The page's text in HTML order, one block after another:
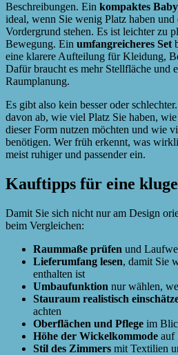
Beschreibungen. Ein kompaktes
ideal, wenn Sie wenig Platz haben
Vordergrund stehen. Es ist leichter zu
Bewegung. Ein umfangreicheres Set
eine klarere Aufteilung für Kleidung,
Dafür braucht es mehr Stellfläche und
Raumplanung.
Es gibt also kein besser oder
davon ab, wie viel Platz Sie haben,
dieser Form nutzen möchten und wie
benötigen. Wer früh erkennt, was
meist ruhiger und passender ein.
Kauftipps für eine
Damit Sie sich nicht nur am Design
beim Vergleichen:
Raummaße prüfen und
Lieferumfang lesen, damit Sie
enthalten ist
Umbaufunktion nur wählen,
Stauraum realistisch
achten
Oberflächen und Pflege im
Höhe der Wickelkommode auf
Stil des Zimmers mit Textilien